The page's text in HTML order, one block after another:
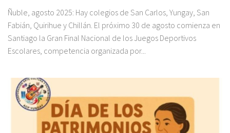
Ñuble, agosto 2025: Hay colegios de San Carlos, Yungay, San
Fabián, Quirihue y Chillán. El próximo 30 de agosto comienza en
Santiago la Gran Final Nacional de los Juegos Deportivos
Escolares, competencia organizada por...